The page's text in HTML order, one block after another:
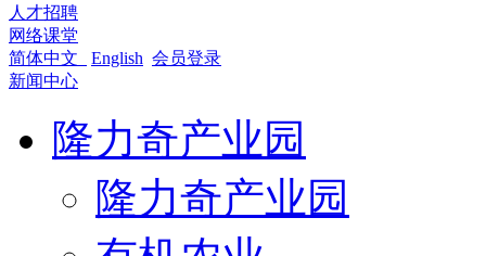
人才招聘
网络课堂
简体中文
English 会员登录
新闻中心
隆力奇产业园
隆力奇产业园